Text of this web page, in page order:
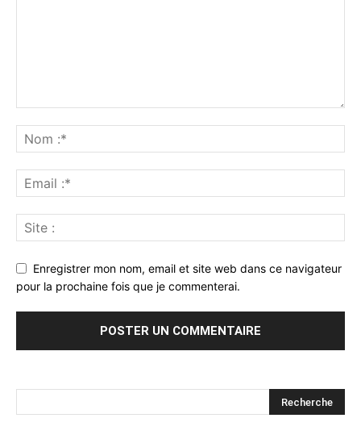
Enregistrer mon nom, email et site web dans ce navigateur
pour la prochaine fois que je commenterai.